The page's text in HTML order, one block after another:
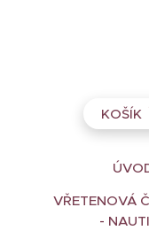
KOŠÍK
VŘETENOVÁ
-